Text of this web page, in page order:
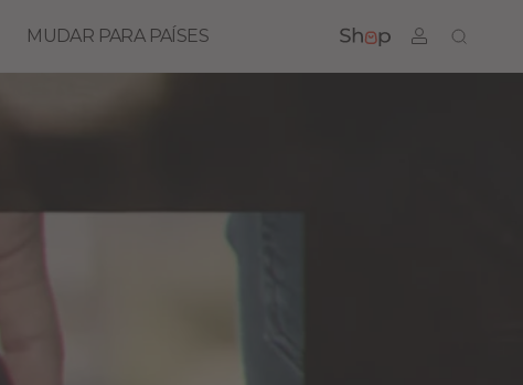
MUDAR PARA PAÍSES